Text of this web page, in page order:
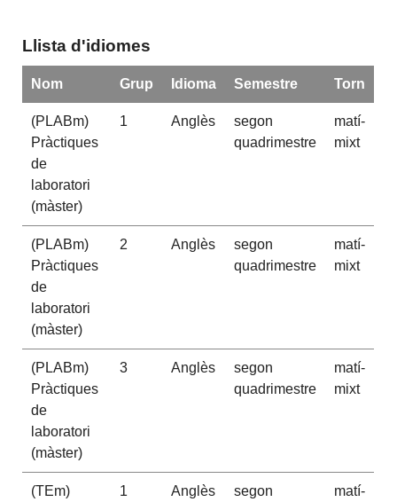
Llista d'idiomes
Nom Grup Idioma Semestre Torn
(PLABm)
Pràctiques
de
laboratori
(màster)
1 Anglès
segon
quadrimestre
matí-
mixt
(PLABm)
Pràctiques
de
laboratori
(màster)
2 Anglès
segon
quadrimestre
matí-
mixt
(PLABm)
Pràctiques
de
laboratori
(màster)
3 Anglès
segon
quadrimestre
matí-
mixt
(TEm)
1 Anglès
segon
matí-